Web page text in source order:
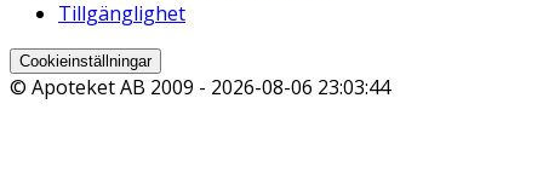
Tillgänglighet
Cookieinställningar
© Apoteket AB 2009 - 2026-08-06 23:03:44